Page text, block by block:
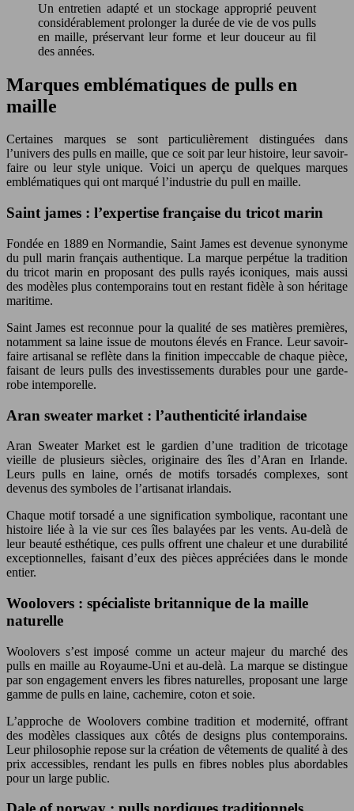
Un entretien adapté et un stockage approprié peuvent
considérablement prolonger la durée de vie de vos pulls
en maille, préservant leur forme et leur douceur au fil
des années.
Marques emblématiques de pulls en
maille
Certaines marques se sont particulièrement distinguées dans
l’univers des pulls en maille, que ce soit par leur histoire, leur savoir-
faire ou leur style unique. Voici un aperçu de quelques marques
emblématiques qui ont marqué l’industrie du pull en maille.
Saint james : l’expertise française du tricot marin
Fondée en 1889 en Normandie, Saint James est devenue synonyme
du pull marin français authentique. La marque perpétue la tradition
du tricot marin en proposant des pulls rayés iconiques, mais aussi
des modèles plus contemporains tout en restant fidèle à son héritage
maritime.
Saint James est reconnue pour la qualité de ses matières premières,
notamment sa laine issue de moutons élevés en France. Leur savoir-
faire artisanal se reflète dans la finition impeccable de chaque pièce,
faisant de leurs pulls des investissements durables pour une garde-
robe intemporelle.
Aran sweater market : l’authenticité irlandaise
Aran Sweater Market est le gardien d’une tradition de tricotage
vieille de plusieurs siècles, originaire des îles d’Aran en Irlande.
Leurs pulls en laine, ornés de motifs torsadés complexes, sont
devenus des symboles de l’artisanat irlandais.
Chaque motif torsadé a une signification symbolique, racontant une
histoire liée à la vie sur ces îles balayées par les vents. Au-delà de
leur beauté esthétique, ces pulls offrent une chaleur et une durabilité
exceptionnelles, faisant d’eux des pièces appréciées dans le monde
entier.
Woolovers : spécialiste britannique de la maille
naturelle
Woolovers s’est imposé comme un acteur majeur du marché des
pulls en maille au Royaume-Uni et au-delà. La marque se distingue
par son engagement envers les fibres naturelles, proposant une large
gamme de pulls en laine, cachemire, coton et soie.
L’approche de Woolovers combine tradition et modernité, offrant
des modèles classiques aux côtés de designs plus contemporains.
Leur philosophie repose sur la création de vêtements de qualité à des
prix accessibles, rendant les pulls en fibres nobles plus abordables
pour un large public.